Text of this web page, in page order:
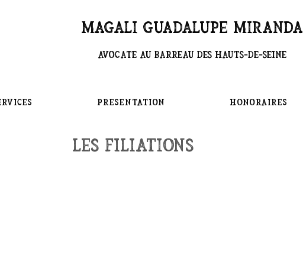
Magali GUADALUPE MIRANDA
Avocate au Barreau des Hauts-de-Seine
PRESENTATION Honoraires
Les filiations